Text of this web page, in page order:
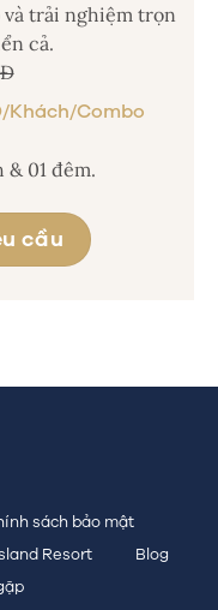
và trải nghiệm trọn
cả.
Khách/Combo
01 đêm.
cầu
sách bảo mật
Resort
Blog